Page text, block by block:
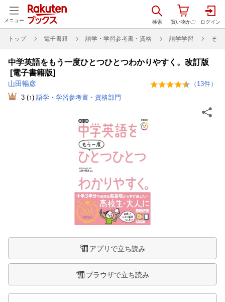
メニュー
トップ 電子書籍 語学・学習参考書・資格 語学学習 その
中学英語をもう一度ひとつひとつわかりやすく。改訂版
[電子書籍版]
山田暢彦 （ 13件）
3 (↑) 語学・学習参考書・資格部門
アプリで立ち読み
ブラウザで立ち読み